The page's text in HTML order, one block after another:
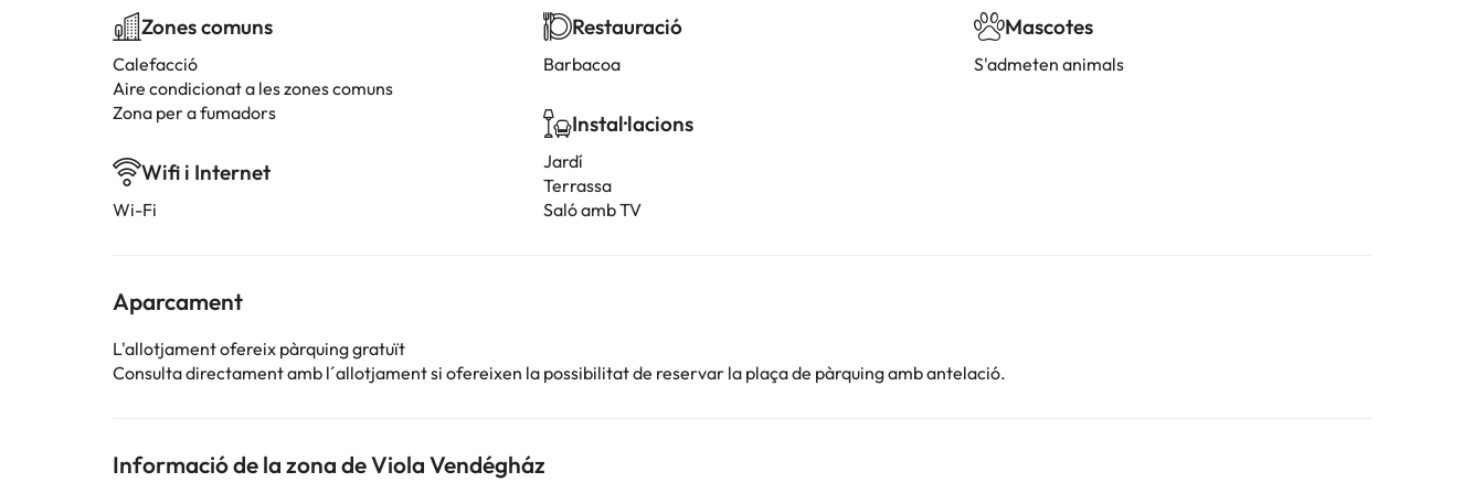
Zones comuns
Calefacció
Aire condicionat a les zones comuns
Zona per a fumadors
Wifi i Internet
Wi-Fi
Restauració
Barbacoa
Instal·lacions
Jardí
Terrassa
Saló amb TV
Mascotes
S'admeten animals
Aparcament
L'allotjament ofereix pàrquing gratuït
Consulta directament amb l´allotjament si ofereixen la possibilitat de reservar la plaça de pàrquing amb antelació.
Informació de la zona de Viola Vendégház